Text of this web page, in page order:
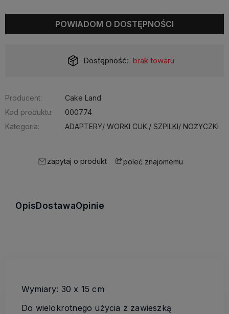
POWIADOM O DOSTĘPNOŚCI
Dostępność: brak towaru
Producent:
Cake Land
Kod produktu:
000774
Kategoria:
ADAPTERY/ WORKI CUK./ SZPILKI/ NOŻYCZKI
zapytaj o produkt poleć znajomemu
Opis DostawaOpinie
Wymiary: 30 x 15 cm
Do wielokrotnego użycia z zawieszką